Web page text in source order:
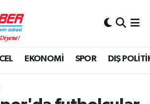
EKONOMİ SPOR DIŞ
Vakitleri